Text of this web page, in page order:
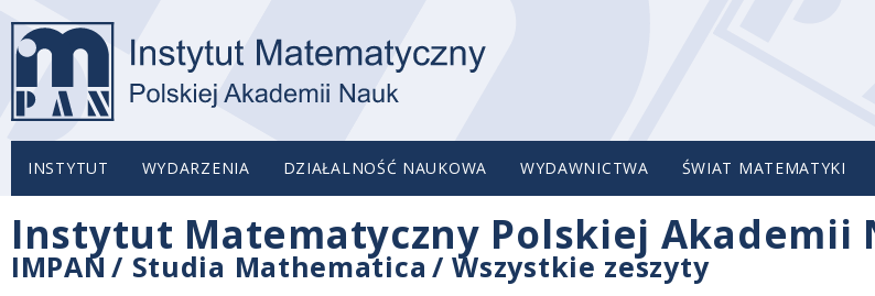
INSTYTUT WYDARZENIA DZIAŁALNOŚĆ NAUKOWA WYDAWNICTWA ŚWIAT MATEMATYKI
Instytut Matematyczny Polskiej Akademii
IMPAN / Studia Mathematica /Wszystkie zeszyty